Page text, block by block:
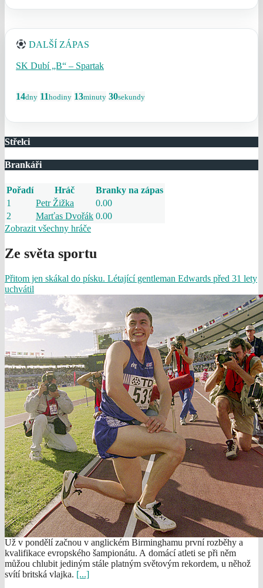
DALŠÍ ZÁPAS
SK Dubí „B“ – Spartak
14dny 11hodiny 13minuty 30sekundy
Střelci
Brankáři
Pořadí Hráč
Branky na zápas
1
Petr Žižka
0.00
2
Marťas Dvořák 0.00
Zobrazit všechny hráče
Ze světa sportu
Přitom jen skákal do písku. Létající gentleman Edwards před 31 lety
uchvátil
Už v pondělí začnou v anglickém Birminghamu první rozběhy a
kvalifikace evropského šampionátu. A domácí atleti se při něm
můžou chlubit jediným stále platným světovým rekordem, u něhož
svítí britská vlajka. [...]